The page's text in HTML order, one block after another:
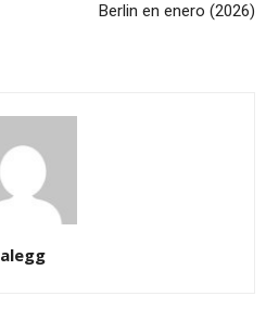
Berlin en enero (2026)
alegg